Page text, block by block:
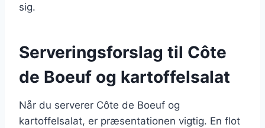
sig.
Serveringsforslag til Côte
de Boeuf og kartoffelsalat
Når du serverer Côte de Boeuf og
kartoffelsalat, er præsentationen vigtig. En flot